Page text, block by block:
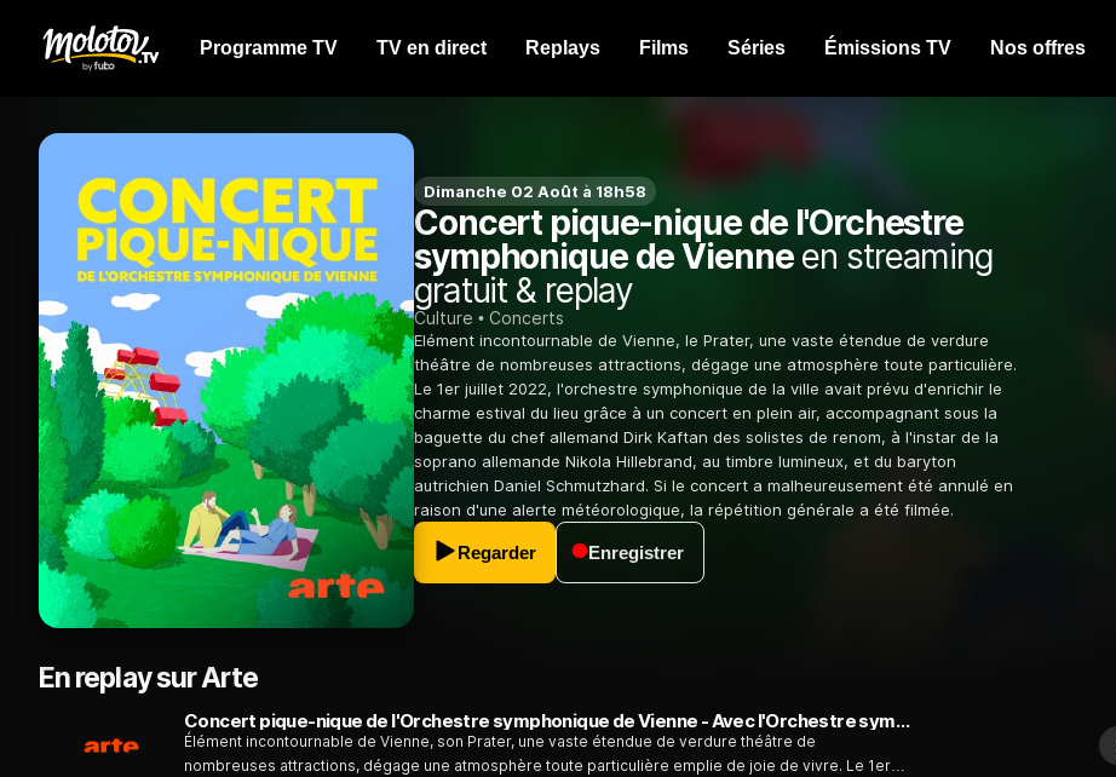
Programme TV TV en direct Replays Films Séries Émissions TV Nos offres
Dimanche 02 Août à 18h58
Concert pique-nique de l'Orchestre
symphonique de Vienneen streaming
gratuit & replay
Culture Concerts
Elément incontournable de Vienne, le Prater, une vaste étendue de verdure
théâtre de nombreuses attractions, dégage une atmosphère toute particulière.
Le 1er juillet 2022, l'orchestre symphonique de la ville avait prévu d'enrichir le
charme estival du lieu grâce à un concert en plein air, accompagnant sous la
baguette du chef allemand Dirk Kaftan des solistes de renom, à l'instar de la
soprano allemande Nikola Hillebrand, au timbre lumineux, et du baryton
autrichien Daniel Schmutzhard. Si le concert a malheureusement été annulé en
raison d'une alerte météorologique, la répétition générale a été filmée.
Regarder Enregistrer
En replay sur Arte
Concert pique-nique de l'Orchestre symphonique de Vienne - Avec l'Orchestre symphonique de Vienne - Émission du dimanche 2 août
Élément incontournable de Vienne, son Prater, une vaste étendue de verdure théâtre de
nombreuses attractions, dégage une atmosphère toute particulière emplie de joie de vivre. Le 1er